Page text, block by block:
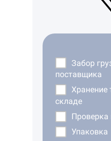
Забор
поставщика
Хранение
складе
Проверка
Упаковка